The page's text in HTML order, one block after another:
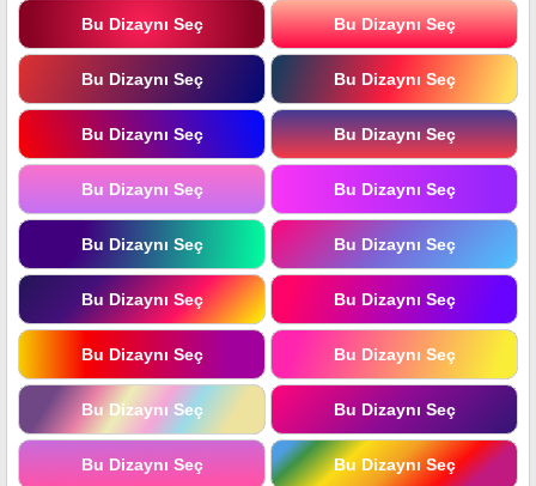
Bu Dizaynı Seç Bu Dizaynı Seç
Bu Dizaynı Seç Bu Dizaynı Seç
Bu Dizaynı Seç Bu Dizaynı Seç
Bu Dizaynı Seç Bu Dizaynı Seç
Bu Dizaynı Seç Bu Dizaynı Seç
Bu Dizaynı Seç Bu Dizaynı Seç
Bu Dizaynı Seç Bu Dizaynı Seç
Bu Dizaynı Seç Bu Dizaynı Seç
Bu Dizaynı Seç Bu Dizaynı Seç